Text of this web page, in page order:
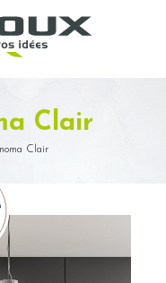
Clair
Clair